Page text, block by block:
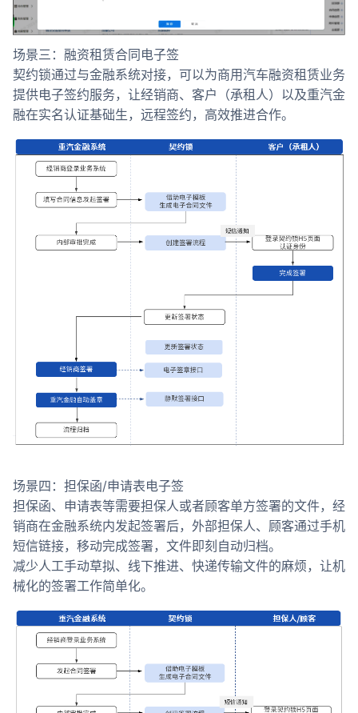
场景三：融资租赁合同电子签
契约锁通过与金融系统对接，可以为商用汽车融资租赁业务
提供电子签约服务，让经销商、客户（承租人）以及重汽金
融在实名认证基础生，远程签约，高效推进合作。
场景四：担保函/申请表电子签
担保函、申请表等需要担保人或者顾客单方签署的文件，经
销商在金融系统内发起签署后，外部担保人、顾客通过手机
短信链接，移动完成签署，文件即刻自动归档。
减少人工手动草拟、线下推进、快递传输文件的麻烦，让机
械化的签署工作简单化。